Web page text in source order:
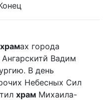
храмах города
Ангарскитй Вадим
В день
Небесных Сил
храм Михаила-